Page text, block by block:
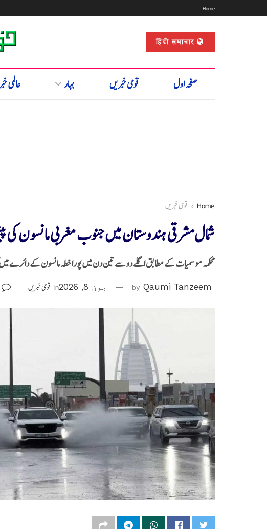
Home
हिंदी समाचार
صفحہ اول قومی خبریں بہار عالمی
Home قومی خبریں
شمال مشرقی ہندوستان میں جنوب مغربی مانسون
محکمہ موسمیات کے مطابق اگلے دو سے تین دن میں پورا خطہ مانسون کے دائرے
by Qaumi Tanzeem جون 8, 2026 in قومی خبریں